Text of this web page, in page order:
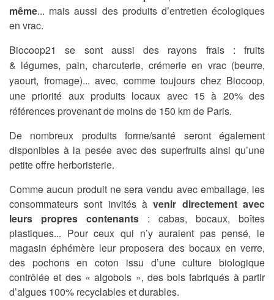
même... mais aussi des produits d’entretien écologiques
en vrac.
Biocoop21 se sont aussi des rayons frais : fruits
& légumes, pain, charcuterie, crémerie en vrac (beurre,
yaourt, fromage)... avec, comme toujours chez Biocoop,
une priorité aux produits locaux avec 15 à 20% des
références provenant de moins de 150 km de Paris.
De nombreux produits forme/santé seront également
disponibles à la pesée avec des superfruits ainsi qu’une
petite offre herboristerie.
Comme aucun produit ne sera vendu avec emballage, les
consommateurs sont invités àvenir directement avec
leurs propres contenants : cabas, bocaux, boîtes
plastiques... Pour ceux qui n’y auraient pas pensé, le
magasin éphémère leur proposera des bocaux en verre,
des pochons en coton issu d’une culture biologique
contrôlée et des « algobols », des bols fabriqués à partir
d’algues 100% recyclables et durables.